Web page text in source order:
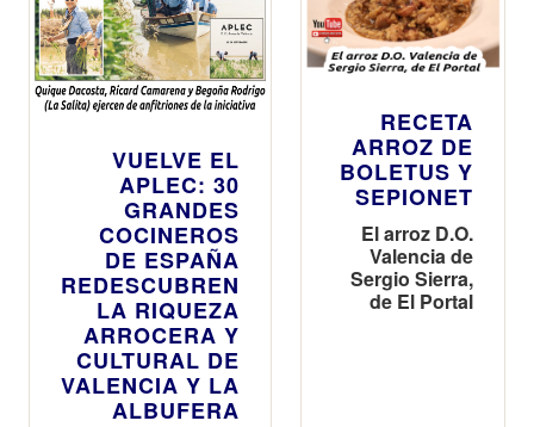
VUELVE EL
APLEC: 30
GRANDES
COCINEROS
DE ESPAÑA
REDESCUBREN
LA RIQUEZA
ARROCERA Y
CULTURAL DE
VALENCIA Y LA
ALBUFERA
RECETA
ARROZ DE
BOLETUS Y
SEPIONET
El arroz D.O.
Valencia de
Sergio Sierra,
de El Portal